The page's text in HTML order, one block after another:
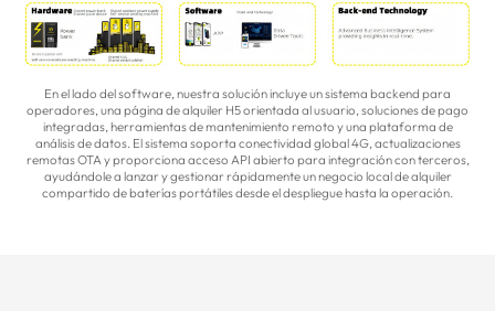
En el lado del software, nuestra solución incluye un sistema backend para
operadores, una página de alquiler H5 orientada al usuario, soluciones de pago
integradas, herramientas de mantenimiento remoto y una plataforma de
análisis de datos. El sistema soporta conectividad global 4G, actualizaciones
remotas OTA y proporciona acceso API abierto para integración con terceros,
ayudándole a lanzar y gestionar rápidamente un negocio local de alquiler
compartido de baterías portátiles desde el despliegue hasta la operación.